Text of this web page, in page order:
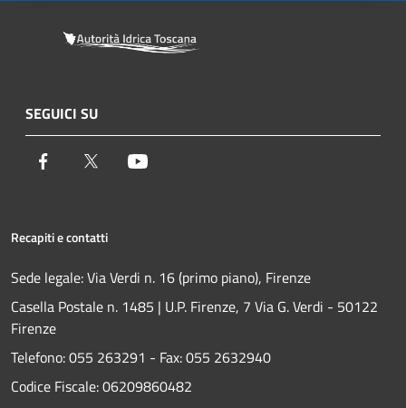
SEGUICI SU
Facebook Twitter
Recapiti e contatti
Sede legale: Via Verdi n. 16 (primo piano), Firenze
Casella Postale n. 1485 | U.P. Firenze, 7 Via G. Verdi - 50122
Firenze
Telefono:055 263291 - Fax:055 2632940
Codice Fiscale: 06209860482